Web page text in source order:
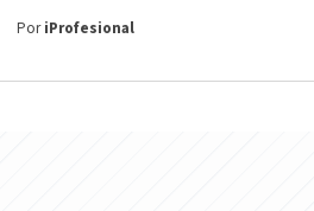
PoriProfesional